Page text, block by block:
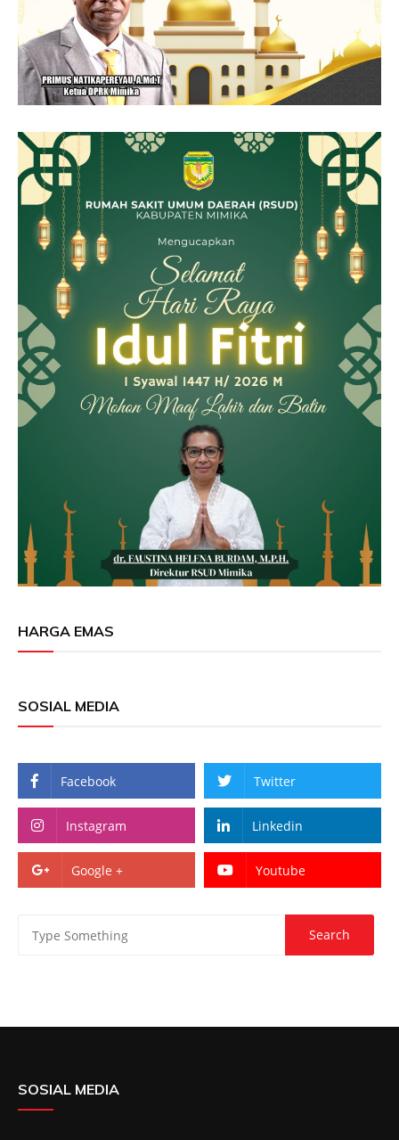
HARGA EMAS
SOSIAL MEDIA
Facebook Twitter
Instagram Linkedin
Google + Youtube
SOSIAL MEDIA